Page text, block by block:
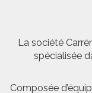
La société
spécialisée
Composée